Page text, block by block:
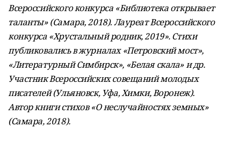
Всероссийского конкурса «Библиотека открывает
таланты» (Самара, 2018). Лауреат Всероссийского
конкурса «Хрустальный родник, 2019». Стихи
публиковались в журналах «Петровский мост»,
«Литературный Симбирск», «Белая скала» и др.
Участник Всероссийских совещаний молодых
писателей (Ульяновск, Уфа, Химки, Воронеж).
Автор книги стихов «О неслучайностях земных»
(Самара, 2018).